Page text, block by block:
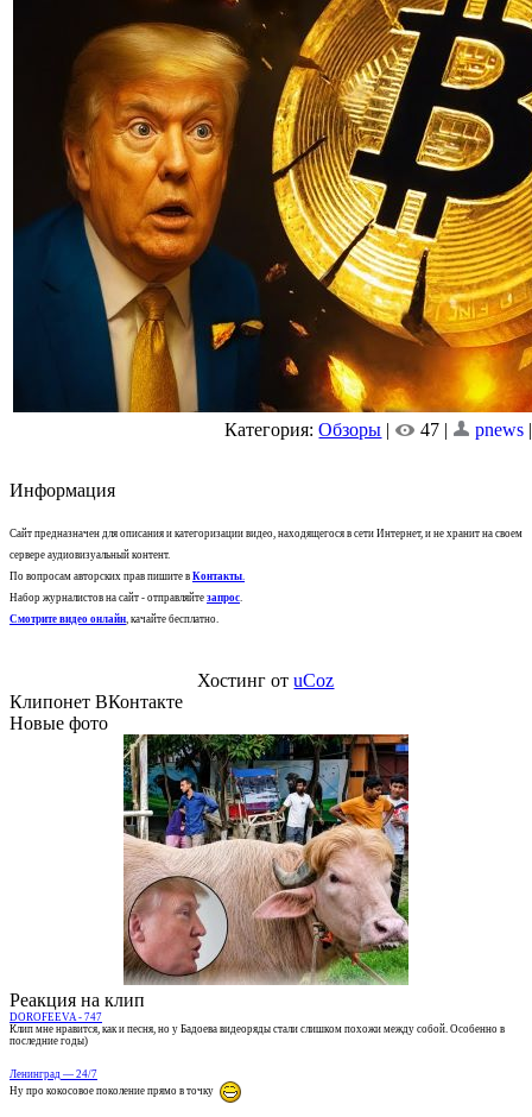
Категория:Обзоры | 47 | pnews
Информация
Сайт предназначен для описания и категоризации видео, находящегося в сети Интернет, и не хранит на своем
сервере аудиовизуальный контент.
По вопросам авторских прав пишите в Контакты.
Набор журналистов на сайт - отправляйте запрос.
Смотрите видео онлайн, качайте бесплатно.
Хостинг отuCoz
Клипонет ВКонтакте
Новые фото
Реакция на клип
DOROFEEVA - 747
Клип мне нравится, как и песня, но у Бадоева видеоряды стали слишком похожи между собой. Особенно в
последние годы)
Ленинград — 24/7
Ну про кокосовое поколение прямо в точку